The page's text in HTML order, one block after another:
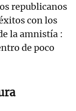
republicanos
con los
la amnistía :
de poco